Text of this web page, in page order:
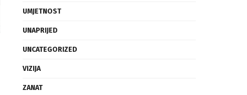
UMJETNOST
UNAPRIJED
UNCATEGORIZED
VIZIJA
ZANAT